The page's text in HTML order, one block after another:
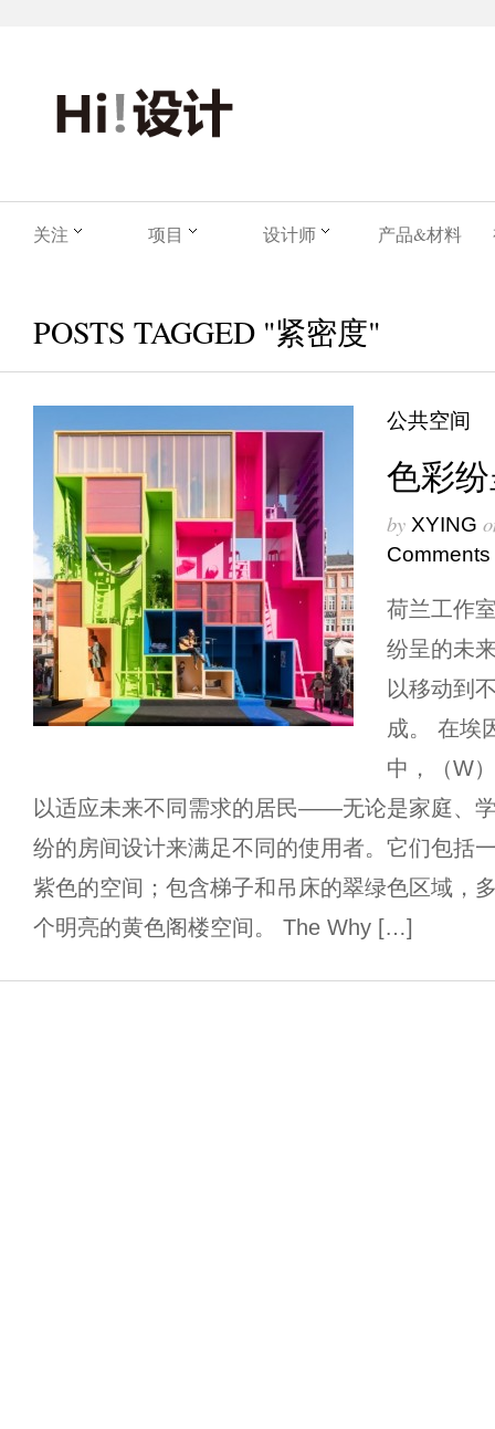
关注 项目 设计师 产品&材料
POSTS TAGGED "紧密度"
公共空间
色彩
by XYING
Comments
荷兰工作
纷呈的未
以移动到
成。 在埃
中，（W
以适应未来不同需求的居民——无论是家庭、
纷的房间设计来满足不同的使用者。它们包括
紫色的空间；包含梯子和吊床的翠绿色区域，
个明亮的黄色阁楼空间。 The Why […]